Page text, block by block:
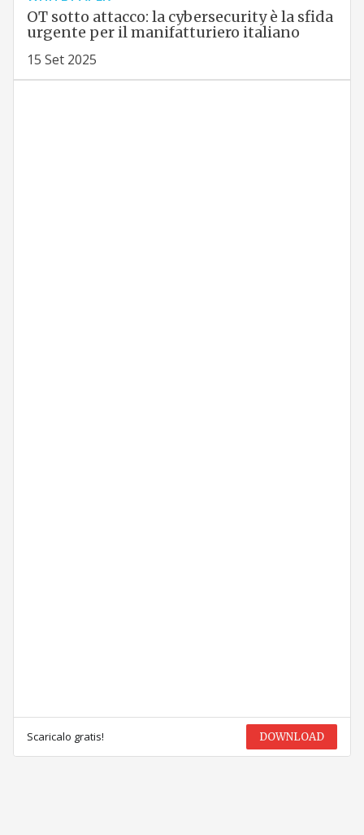
OT sotto attacco: la cybersecurity è la sfida
urgente per il manifatturiero italiano
15 Set 2025
Scaricalo gratis! DOWNLOAD